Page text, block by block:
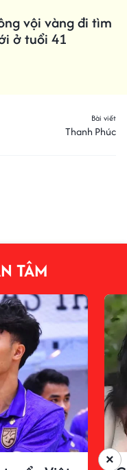
vội vàng đi tìm
ở tuổi 41
Bài viết
Thanh Phúc
TÂM
×